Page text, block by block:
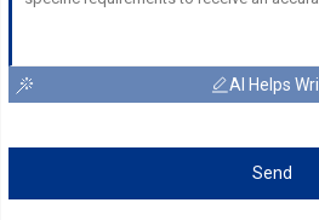
AI Helps
Send